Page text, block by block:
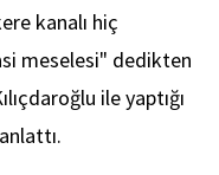
kanalı hiç
meselesi" dedikten
ile yaptığı